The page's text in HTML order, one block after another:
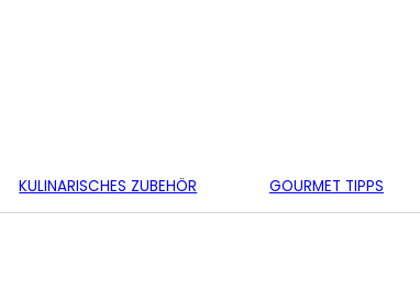
KULINARISCHES ZUBEHÖR GOURMET TIPPS